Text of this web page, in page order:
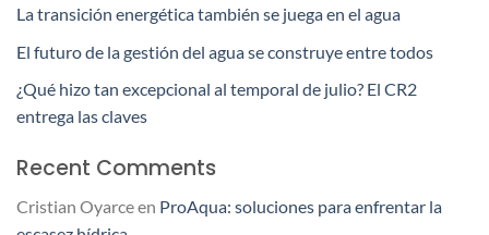
La transición energética también se juega en el agua
El futuro de la gestión del agua se construye entre todos
¿Qué hizo tan excepcional al temporal de julio? El CR2
entrega las claves
Recent Comments
Cristian Oyarceen ProAqua: soluciones para enfrentar la